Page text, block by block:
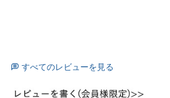
すべてのレビューを見る